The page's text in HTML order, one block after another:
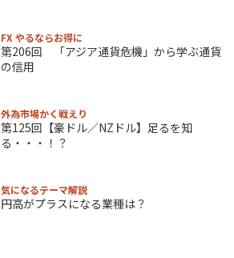
FX やるならお得に
第206回 「アジア通貨危機」から学ぶ通貨
の信用
外為市場かく戦えり
第125回【豪ドル／NZドル】足るを知
る・・・！？
気になるテーマ解説
円高がプラスになる業種は？